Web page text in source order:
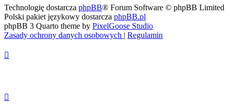
Technologię dostarcza phpBB® Forum Software © phpBB Limited
Polski pakiet językowy dostarcza phpBB.pl
phpBB 3 Quarto theme by PixelGoose Studio
Zasady ochrony danych osobowych | Regulamin